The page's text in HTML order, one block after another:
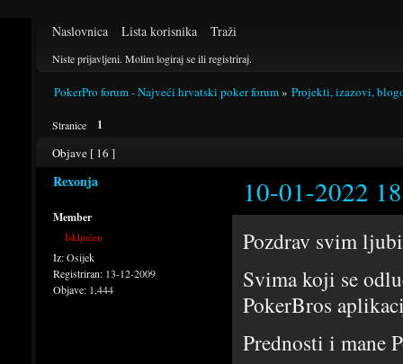
Naslovnica Lista korisnika Traži
Niste prijavljeni. Molim logiraj se ili registriraj.
PokerPro forum - Najveći hrvatski poker forum» Projekti, izazovi,
Stranice 1
Objave [ 16 ]
Rexonja 10-01-2022
Member
Isključen
Iz:Osijek
Registriran: 13-12-2009
Objave: 1,444
Pozdrav svim
Svima koji se
PokerBros
Prednosti i mane